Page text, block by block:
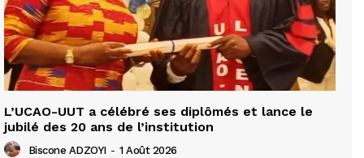
L’UCAO-UUT a célébré ses diplômés et lance le
jubilé des 20 ans de l’institution
Biscone ADZOYI - 1 Août 2026